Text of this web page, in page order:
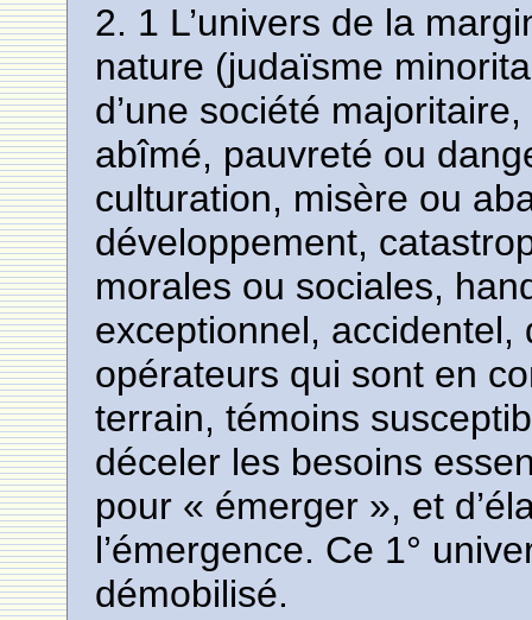
2. 1 L’univers de la
nature (judaïsme
d’une société
abîmé, pauvreté ou
culturation, misère ou
développement,
morales ou sociales,
exceptionnel,
opérateurs qui sont en
terrain, témoins
déceler les besoins
pour « émerger », et
l’émergence. Ce 1°
démobilisé.